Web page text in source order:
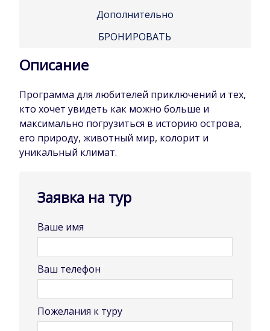
Дополнительно
БРОНИРОВАТЬ
Описание
Программа для любителей приключений и тех,
кто хочет увидеть как можно больше и
максимально погрузиться в историю острова,
его природу, животный мир, колорит и
уникальный климат.
Заявка на тур
Ваше имя
Ваш телефон
Пожелания к туру